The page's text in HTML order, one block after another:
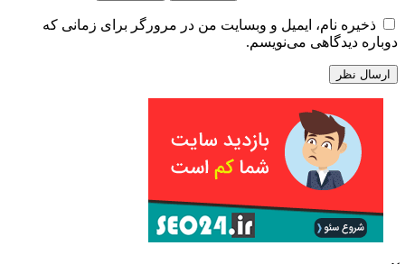
ذخیره نام، ایمیل و وبسایت من در مرورگر برای زمانی که
دوباره دیدگاهی می‌نویسم.